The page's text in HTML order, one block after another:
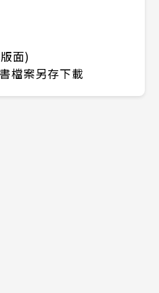
面)
檔案另存下載